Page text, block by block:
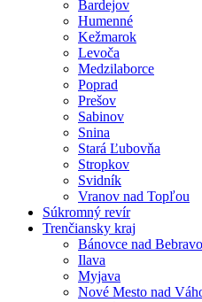
Bardejov
Humenné
Kežmarok
Levoča
Medzilaborce
Poprad
Prešov
Sabinov
Snina
Stará Ľubovňa
Stropkov
Svidník
Vranov nad Topľou
Súkromný revír
Trenčiansky kraj
Bánovce nad
Ilava
Myjava
Nové Mesto nad